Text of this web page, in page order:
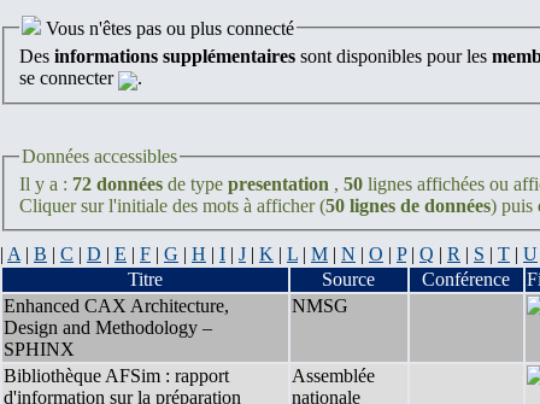
Vous n'êtes pas ou plus connecté
Des informations supplémentaires sont disponibles pour les
se connecter
.
Données accessibles
Il y a : 72 données de type presentation , 50 lignes affichées ou
Cliquer sur l'initiale des mots à afficher (50 lignes de données) puis
| A | B | C | D | E | F | G | H | I | J | K | L | M | N | O | P| Q | R | S | T | U
Titre
Source Conférence
Enhanced CAX Architecture,
Design and Methodology –
SPHINX
NMSG
Bibliothèque AFSim : rapport
d'information sur la préparation
Assemblée
nationale